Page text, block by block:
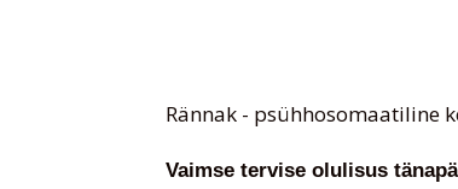
Rännak - psühhosomaatiline
Vaimse tervise olulisus